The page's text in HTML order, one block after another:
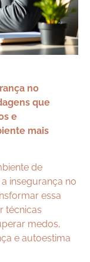
no
que
e
mais
de
insegurança no
essa
técnicas
medos,
e autoestima